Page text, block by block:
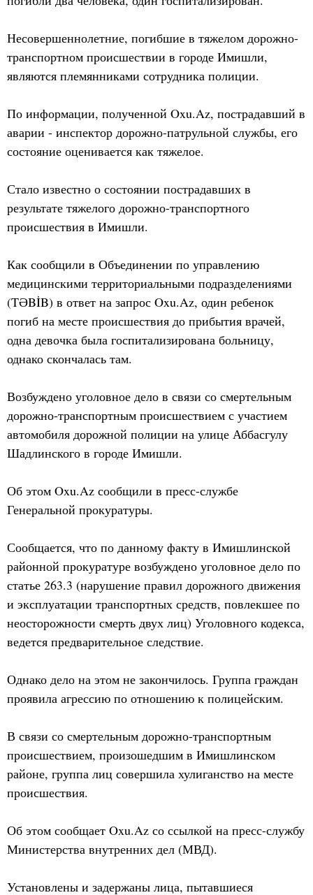
Несовершеннолетние, погибшие в тяжелом дорожно-
транспортном происшествии в городе Имишли,
являются племянниками сотрудника полиции.
По информации, полученной Oxu.Az, пострадавший в
аварии - инспектор дорожно-патрульной службы, его
состояние оценивается как тяжелое.
Стало известно о состоянии пострадавших в
результате тяжелого дорожно-транспортного
происшествия в Имишли.
Как сообщили в Объединении по управлению
медицинскими территориальными подразделениями
(TƏBİB) в ответ на запрос Oxu.Az, один ребенок
погиб на месте происшествия до прибытия врачей,
одна девочка была госпитализирована больницу,
однако скончалась там.
Возбуждено уголовное дело в связи со смертельным
дорожно-транспортным происшествием с участием
автомобиля дорожной полиции на улице Аббасгулу
Шадлинского в городе Имишли.
Об этом Oxu.Az сообщили в пресс-службе
Генеральной прокуратуры.
Сообщается, что по данному факту в Имишлинской
районной прокуратуре возбуждено уголовное дело по
статье 263.3 (нарушение правил дорожного движения
и эксплуатации транспортных средств, повлекшее по
неосторожности смерть двух лиц) Уголовного кодекса,
ведется предварительное следствие.
Однако дело на этом не закончилось. Группа граждан
проявила агрессию по отношению к полицейским.
В связи со смертельным дорожно-транспортным
происшествием, произошедшим в Имишлинском
районе, группа лиц совершила хулиганство на месте
происшествия.
Об этом сообщает Oxu.Az со ссылкой на пресс-службу
Министерства внутренних дел (МВД).
Установлены и задержаны лица, пытавшиеся